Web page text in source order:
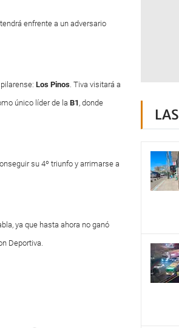
enfrente a un adversario
Los Pinos. Tiva visitará a
único líder de la B1 , donde
su 4º triunfo y arrimarse a
ya que hasta ahora no ganó
Deportiva.